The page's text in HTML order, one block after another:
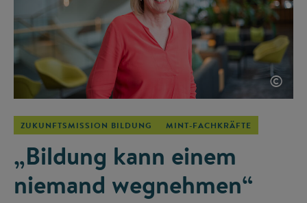
©
ZUKUNFTSMISSION BILDUNG MINT-FACHKRÄFTE
„Bildung kann einem
niemand wegnehmen“